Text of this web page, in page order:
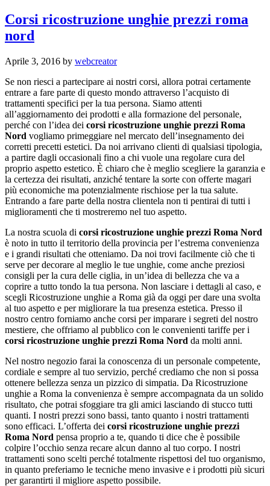
Corsi ricostruzione unghie prezzi roma
nord
Aprile 3, 2016 by webcreator
Se non riesci a partecipare ai nostri corsi, allora potrai certamente
entrare a fare parte di questo mondo attraverso l’acquisto di
trattamenti specifici per la tua persona. Siamo attenti
all’aggiornamento dei prodotti e alla formazione del personale,
perché con l’idea dei corsi ricostruzione unghie prezzi Roma
Nord vogliamo primeggiare nel mercato dell’insegnamento dei
corretti precetti estetici. Da noi arrivano clienti di qualsiasi tipologia,
a partire dagli occasionali fino a chi vuole una regolare cura del
proprio aspetto estetico. È chiaro che è meglio scegliere la garanzia e
la certezza dei risultati, anziché tentare la sorte con offerte magari
più economiche ma potenzialmente rischiose per la tua salute.
Entrando a fare parte della nostra clientela non ti pentirai di tutti i
miglioramenti che ti mostreremo nel tuo aspetto.
La nostra scuola di corsi ricostruzione unghie prezzi Roma Nord
è noto in tutto il territorio della provincia per l’estrema convenienza
e i grandi risultati che otteniamo. Da noi trovi facilmente ciò che ti
serve per decorare al meglio le tue unghie, come anche preziosi
consigli per la cura delle ciglia, in un’idea di bellezza che va a
coprire a tutto tondo la tua persona. Non lasciare i dettagli al caso, e
scegli Ricostruzione unghie a Roma già da oggi per dare una svolta
al tuo aspetto e per migliorare la tua presenza estetica. Presso il
nostro centro forniamo anche corsi per imparare i segreti del nostro
mestiere, che offriamo al pubblico con le convenienti tariffe per i
corsi ricostruzione unghie prezzi Roma Nord da molti anni.
Nel nostro negozio farai la conoscenza di un personale competente,
cordiale e sempre al tuo servizio, perché crediamo che non si possa
ottenere bellezza senza un pizzico di simpatia. Da Ricostruzione
unghie a Roma la convenienza è sempre accompagnata da un solido
risultato, che potrai sfoggiare tra gli amici lasciando di stucco tutti
quanti. I nostri prezzi sono bassi, tanto quanto i nostri trattamenti
sono efficaci. L’offerta dei corsi ricostruzione unghie prezzi
Roma Nord pensa proprio a te, quando ti dice che è possibile
colpire l’occhio senza recare alcun danno al tuo corpo. I nostri
trattamenti sono scelti perché totalmente rispettosi del tuo organismo,
in quanto preferiamo le tecniche meno invasive e i prodotti più sicuri
per garantirti il migliore aspetto possibile.